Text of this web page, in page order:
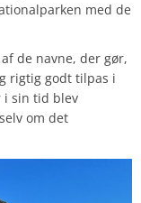
med de
de navne, der gør,
rigtig godt tilpas i
i sin tid blev
om det